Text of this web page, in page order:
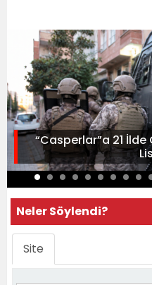
“Casperlar”a 21
Neler Söylendi?
Site